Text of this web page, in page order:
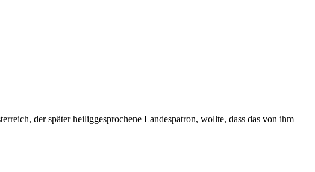
der später heiliggesprochene Landespatron, wollte, dass das von ihm